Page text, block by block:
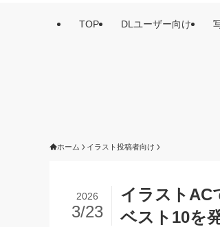
TOP DLユーザー向け
ホーム イラスト投稿者向け
イラストAC
ベスト10を
2026
3/23